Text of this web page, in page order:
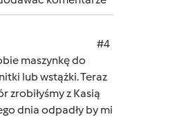
#4
maszynkę do
lub wstążki. Teraz
zrobiłyśmy z Kasią
dnia odpadły by mi